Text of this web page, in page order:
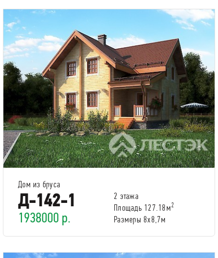
Дом из бруса
Д-142-1
1938000 р.
2 этажа
Площадь 127.18м2
Размеры 8х8,7м